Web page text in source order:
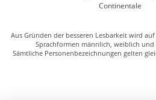
Continentale
Aus Gründen der besseren Lesbarkeit wird
Sprachformen männlich, weiblich
Sämtliche Personenbezeichnungen gelten